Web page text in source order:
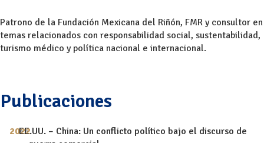
Patrono de la Fundación Mexicana del Riñón, FMR y consultor en
temas relacionados con responsabilidad social, sustentabilidad,
turismo médico y política nacional e internacional.
Publicaciones
EE.UU. – China: Un conflicto político bajo el discurso de